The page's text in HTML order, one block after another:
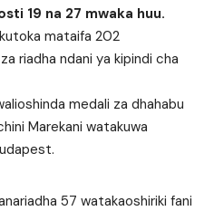
19 na 27 mwaka huu.
mataifa 202
riadha ndani ya kipindi cha
medali za dhahabu
Marekani watakuwa
57 watakaoshiriki fani